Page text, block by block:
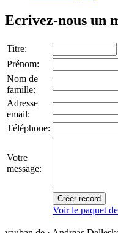
Ecrivez-nous un
Titre:
Prénom:
Nom de
famille:
Adresse
email:
Téléphone:
Votre
message:
Créer record
Voir le paquet